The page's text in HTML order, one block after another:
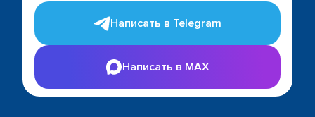
Написать в Telegram
Написать в MAX